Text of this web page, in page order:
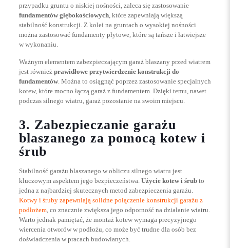
przypadku gruntu o niskiej nośności, zaleca się zastosowanie
fundamentów głębokościowych, które zapewniają większą
stabilność konstrukcji. Z kolei na gruntach o wysokiej nośności
można zastosować fundamenty płytowe, które są tańsze i łatwiejsze
w wykonaniu.
Ważnym elementem zabezpieczającym garaż blaszany przed wiatrem
jest również prawidłowe przytwierdzenie konstrukcji do
fundamentów. Można to osiągnąć poprzez zastosowanie specjalnych
kotew, które mocno łączą garaż z fundamentem. Dzięki temu, nawet
podczas silnego wiatru, garaż pozostanie na swoim miejscu.
3. Zabezpieczanie garażu
blaszanego za pomocą kotew i
śrub
Stabilność garażu blaszanego w obliczu silnego wiatru jest
kluczowym aspektem jego bezpieczeństwa. Użycie kotew i śrubto
jedna z najbardziej skutecznych metod zabezpieczenia garażu.
Kotwy i śruby zapewniają solidne połączenie konstrukcji garażu z
podłożem, co znacznie zwiększa jego odporność na działanie wiatru.
Warto jednak pamiętać, że montaż kotew wymaga precyzyjnego
wiercenia otworów w podłożu, co może być trudne dla osób bez
doświadczenia w pracach budowlanych.